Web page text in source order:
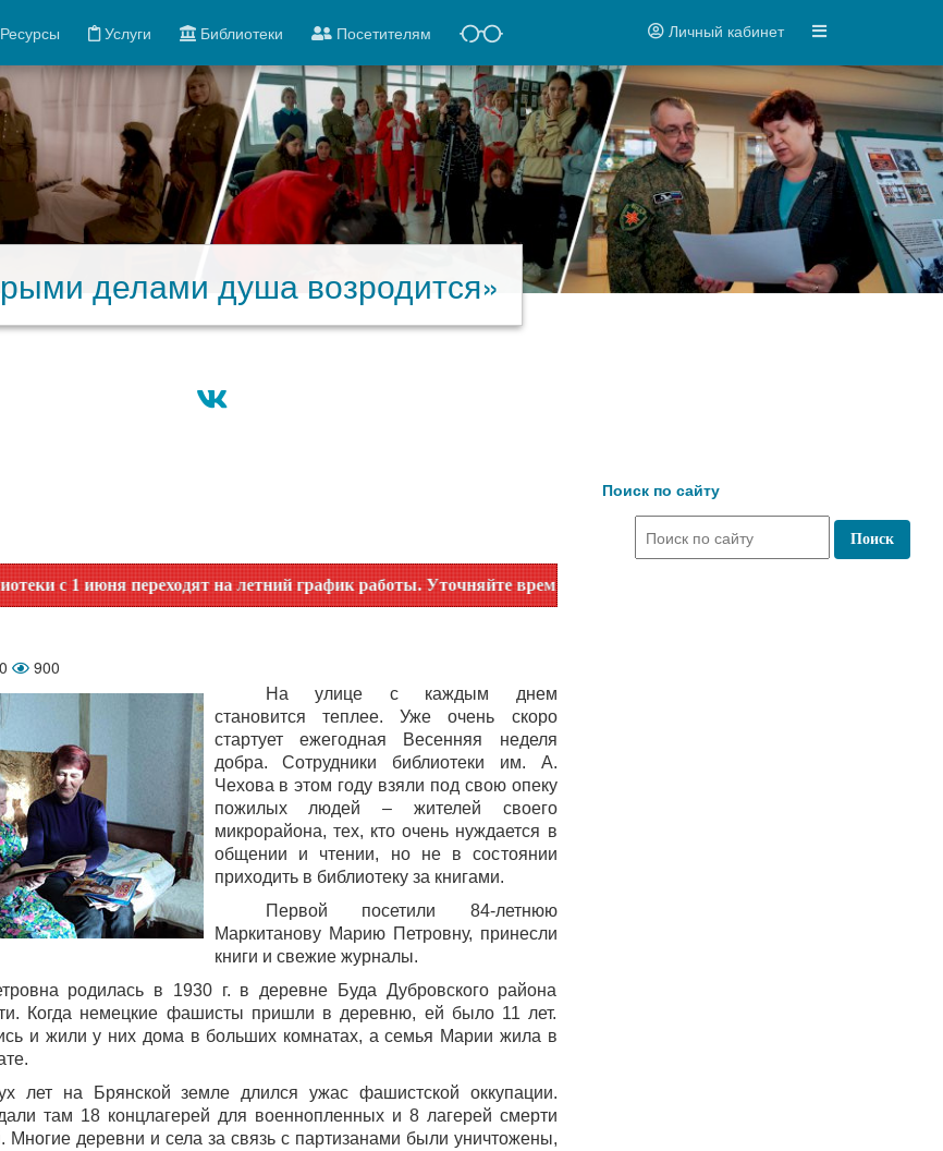
Ресурсы Услуги Библиотеки Посетителям Личный кабинет
делами душа возродится»
переходят на летний график работы. Уточняйте время работы по номеру телефона или на сайте в разделе
900
На улице с каждым днем
становится теплее. Уже очень скоро
стартует ежегодная Весенняя неделя
добра. Сотрудники библиотеки им. А.
Чехова в этом году взяли под свою опеку
пожилых людей – жителей своего
микрорайона, тех, кто очень нуждается в
общении и чтении, но не в состоянии
приходить в библиотеку за книгами.
Первой посетили 84-летнюю
Маркитанову Марию Петровну, принесли
книги и свежие журналы.
родилась в 1930 г. в деревне Буда Дубровского района
Когда немецкие фашисты пришли в деревню, ей было 11 лет.
и жили у них дома в больших комнатах, а семья Марии жила в
лет на Брянской земле длился ужас фашистской оккупации.
там 18 концлагерей для военнопленных и 8 лагерей смерти
Многие деревни и села за связь с партизанами были уничтожены,
Поиск по сайту